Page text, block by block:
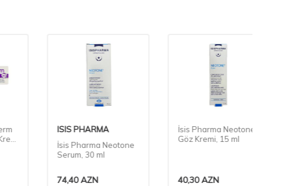
ISIS PHARMA
İsis Pharma Neotone
Serum, 30 ml
74,40AZN
İsis Pharma Neotone
Göz Kremi, 15 ml
40,30AZN